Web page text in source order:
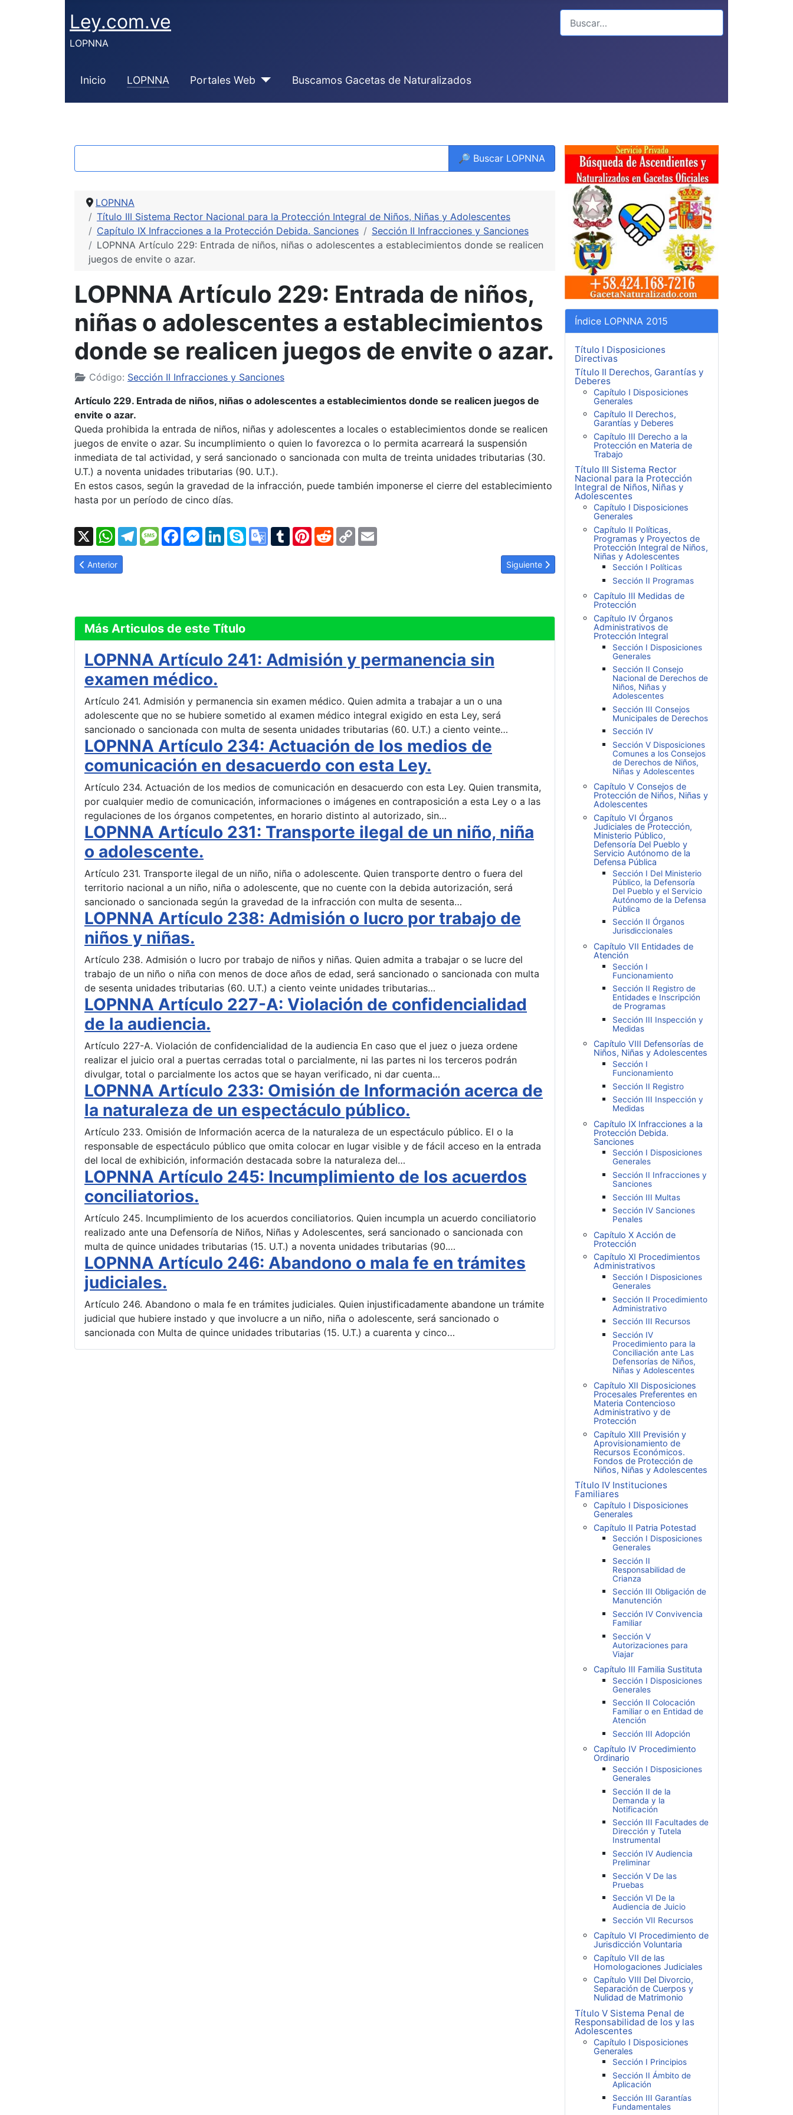
Ley.com.ve
LOPNNA
Inicio LOPNNA Portales Web Buscamos Gacetas de Naturalizados
🔎 Buscar LOPNNA
LOPNNA
Título III Sistema Rector Nacional para la Protección Integral de Niños, Niñas y Adolescentes
Capítulo IX Infracciones a la Protección Debida. Sanciones
Sección II Infracciones y Sanciones
LOPNNA Artículo 229: Entrada de niños, niñas o adolescentes a establecimientos donde se realicen
juegos de envite o azar.
LOPNNA Artículo 229: Entrada de niños,
niñas o adolescentes a establecimientos
donde se realicen juegos de envite o azar.
Código: Sección II Infracciones y Sanciones
Artículo 229. Entrada de niños, niñas o adolescentes a establecimientos donde se realicen juegos de
envite o azar.
Queda prohibida la entrada de niños, niñas y adolescentes a locales o establecimientos donde se realicen
juegos de envite o azar. Su incumplimiento o quien lo favorezca o lo permita acarreará la suspensión
inmediata de tal actividad, y será sancionado o sancionada con multa de treinta unidades tributarias (30.
U.T.) a noventa unidades tributarias (90. U.T.).
En estos casos, según la gravedad de la infracción, puede también imponerse el cierre del establecimiento
hasta por un período de cinco días.
X WhatsApp
TelegramMessageFacebook
Messenger
LinkedInSkypeGoogleTumblrPinterestRedditCopy
Artículo anterior: LOPNNA Artículo 228: Violación de la confidencialidad por un medio de comunicación
Anterior Artículo siguiente: LOPNNA Artículo 230: Alojamiento ilegal de un niño,
Siguiente
Más Articulos de este Título
LOPNNA Artículo 241: Admisión y permanencia sin
examen médico.
Artículo 241. Admisión y permanencia sin examen médico. Quien admita a trabajar a un o una
adolescente que no se hubiere sometido al examen médico integral exigido en esta Ley, será
sancionado o sancionada con multa de sesenta unidades tributarias (60. U.T.) a ciento veinte…
LOPNNA Artículo 234: Actuación de los medios de
comunicación en desacuerdo con esta Ley.
Artículo 234. Actuación de los medios de comunicación en desacuerdo con esta Ley. Quien transmita,
por cualquier medio de comunicación, informaciones o imágenes en contraposición a esta Ley o a las
regulaciones de los órganos competentes, en horario distinto al autorizado, sin…
LOPNNA Artículo 231: Transporte ilegal de un niño, niña
o adolescente.
Artículo 231. Transporte ilegal de un niño, niña o adolescente. Quien transporte dentro o fuera del
territorio nacional a un niño, niña o adolescente, que no cuente con la debida autorización, será
sancionado o sancionada según la gravedad de la infracción con multa de sesenta…
LOPNNA Artículo 238: Admisión o lucro por trabajo de
niños y niñas.
Artículo 238. Admisión o lucro por trabajo de niños y niñas. Quien admita a trabajar o se lucre del
trabajo de un niño o niña con menos de doce años de edad, será sancionado o sancionada con multa
de sesenta unidades tributarias (60. U.T.) a ciento veinte unidades tributarias…
LOPNNA Artículo 227-A: Violación de confidencialidad
de la audiencia.
Artículo 227-A. Violación de confidencialidad de la audiencia En caso que el juez o jueza ordene
realizar el juicio oral a puertas cerradas total o parcialmente, ni las partes ni los terceros podrán
divulgar, total o parcialmente los actos que se hayan verificado, ni dar cuenta…
LOPNNA Artículo 233: Omisión de Información acerca de
la naturaleza de un espectáculo público.
Artículo 233. Omisión de Información acerca de la naturaleza de un espectáculo público. El o la
responsable de espectáculo público que omita colocar en lugar visible y de fácil acceso en la entrada
del local de exhibición, información destacada sobre la naturaleza del…
LOPNNA Artículo 245: Incumplimiento de los acuerdos
conciliatorios.
Artículo 245. Incumplimiento de los acuerdos conciliatorios. Quien incumpla un acuerdo conciliatorio
realizado ante una Defensoría de Niños, Niñas y Adolescentes, será sancionado o sancionada con
multa de quince unidades tributarias (15. U.T.) a noventa unidades tributarias (90.…
LOPNNA Artículo 246: Abandono o mala fe en trámites
judiciales.
Artículo 246. Abandono o mala fe en trámites judiciales. Quien injustificadamente abandone un trámite
judicial que hubiere instado y que involucre a un niño, niña o adolescente, será sancionado o
sancionada con Multa de quince unidades tributarias (15. U.T.) a cuarenta y cinco…
Índice LOPNNA 2015
Título I Disposiciones
Directivas
Título II Derechos, Garantías y
Deberes
Capítulo I Disposiciones
Generales
Capítulo II Derechos,
Garantías y Deberes
Capítulo III Derecho a la
Protección en Materia de
Trabajo
Título III Sistema Rector
Nacional para la Protección
Integral de Niños, Niñas y
Adolescentes
Capítulo I Disposiciones
Generales
Capítulo II Políticas,
Programas y Proyectos de
Protección Integral de Niños,
Niñas y Adolescentes
Sección I Políticas
Sección II Programas
Capítulo III Medidas de
Protección
Capítulo IV Órganos
Administrativos de
Protección Integral
Sección I Disposiciones
Generales
Sección II Consejo
Nacional de Derechos de
Niños, Niñas y
Adolescentes
Sección III Consejos
Municipales de Derechos
Sección IV
Sección V Disposiciones
Comunes a los Consejos
de Derechos de Niños,
Niñas y Adolescentes
Capítulo V Consejos de
Protección de Niños, Niñas y
Adolescentes
Capítulo VI Órganos
Judiciales de Protección,
Ministerio Público,
Defensoría Del Pueblo y
Servicio Autónomo de la
Defensa Pública
Sección I Del Ministerio
Público, la Defensoría
Del Pueblo y el Servicio
Autónomo de la Defensa
Pública
Sección II Órganos
Jurisdiccionales
Capítulo VII Entidades de
Atención
Sección I
Funcionamiento
Sección II Registro de
Entidades e Inscripción
de Programas
Sección III Inspección y
Medidas
Capítulo VIII Defensorías de
Niños, Niñas y Adolescentes
Sección I
Funcionamiento
Sección II Registro
Sección III Inspección y
Medidas
Capítulo IX Infracciones a la
Protección Debida.
Sanciones
Sección I Disposiciones
Generales
Sección II Infracciones y
Sanciones
Sección III Multas
Sección IV Sanciones
Penales
Capítulo X Acción de
Protección
Capítulo XI Procedimientos
Administrativos
Sección I Disposiciones
Generales
Sección II Procedimiento
Administrativo
Sección III Recursos
Sección IV
Procedimiento para la
Conciliación ante Las
Defensorías de Niños,
Niñas y Adolescentes
Capítulo XII Disposiciones
Procesales Preferentes en
Materia Contencioso
Administrativo y de
Protección
Capítulo XIII Previsión y
Aprovisionamiento de
Recursos Económicos.
Fondos de Protección de
Niños, Niñas y Adolescentes
Título IV Instituciones
Familiares
Capítulo I Disposiciones
Generales
Capítulo II Patria Potestad
Sección I Disposiciones
Generales
Sección II
Responsabilidad de
Crianza
Sección III Obligación de
Manutención
Sección IV Convivencia
Familiar
Sección V
Autorizaciones para
Viajar
Capítulo III Familia Sustituta
Sección I Disposiciones
Generales
Sección II Colocación
Familiar o en Entidad de
Atención
Sección III Adopción
Capítulo IV Procedimiento
Ordinario
Sección I Disposiciones
Generales
Sección II de la
Demanda y la
Notificación
Sección III Facultades de
Dirección y Tutela
Instrumental
Sección IV Audiencia
Preliminar
Sección V De las
Pruebas
Sección VI De la
Audiencia de Juicio
Sección VII Recursos
Capítulo VI Procedimiento de
Jurisdicción Voluntaria
Capítulo VII de las
Homologaciones Judiciales
Capítulo VIII Del Divorcio,
Separación de Cuerpos y
Nulidad de Matrimonio
Título V Sistema Penal de
Responsabilidad de los y las
Adolescentes
Capítulo I Disposiciones
Generales
Sección I Principios
Sección II Ámbito de
Aplicación
Sección III Garantías
Fundamentales